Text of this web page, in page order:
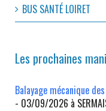
BUS SANTÉ LOIRET
Les prochaines
Balayage mécanique
- 03/09/2026 à